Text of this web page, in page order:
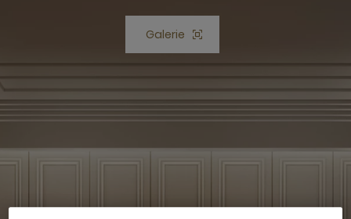
Galerie
Bouton Ouvrir Galerie